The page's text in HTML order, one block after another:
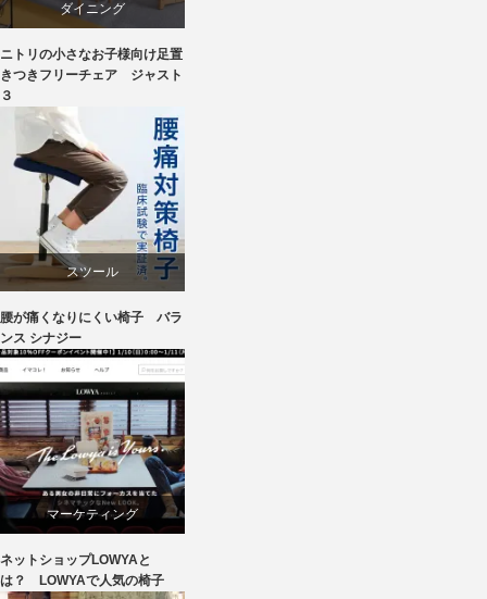
ダイニング
ニトリ
ラバー
成形合板
椅子
ニトリの小さなお子様向け足置
きつきフリーチェア ジャスト
３
スツール
ワークチェア
腰が痛くなりにくい椅子 バラ
ンス シナジー
マーケティング
ライフスタイル
ネットショップLOWYAと
は？ LOWYAで人気の椅子